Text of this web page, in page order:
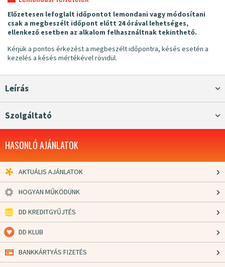
Előzetesen lefoglalt időpontot lemondani vagy módosítani
csak a megbeszélt időpont előtt 24 órával lehetséges,
ellenkező esetben az alkalom felhasználtnak tekinthető.
Kérjük a pontos érkezést a megbeszélt időpontra, késés esetén a
kezelés a késés mértékével rövidül.
Leírás
Szolgáltató
HASONLÓ AJÁNLATOK
AKTUÁLIS AJÁNLATOK
HOGYAN MŰKÖDÜNK
DD KREDITGYŰJTÉS
DD KLUB
BANKKÁRTYÁS FIZETÉS